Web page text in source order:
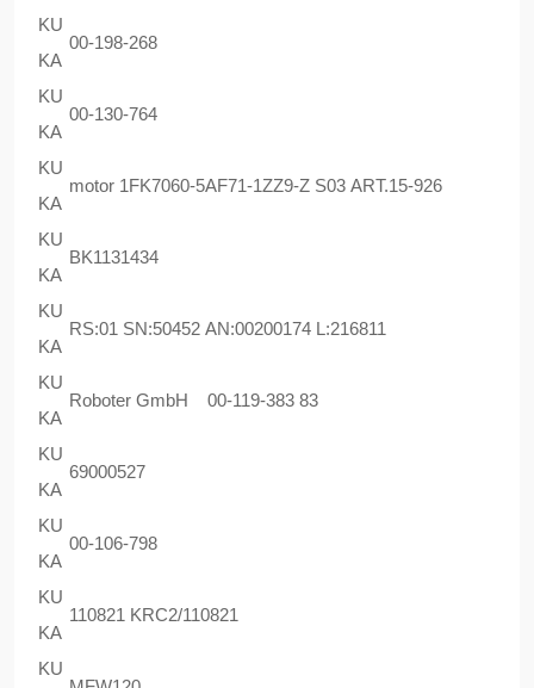
KU
KA
00-198-268
KU
KA
00-130-764
KU
KA
motor 1FK7060-5AF71-1ZZ9-Z S03 ART.15-926
KU
KA
BK1131434
KU
KA
RS:01 SN:50452 AN:00200174 L:216811
KU
KA
Roboter GmbH 00-119-383 83
KU
KA
69000527
KU
KA
00-106-798
KU
KA
110821 KRC2/110821
KU